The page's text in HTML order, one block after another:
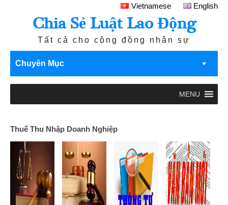
Vietnamese English
Chia Sẻ Luật Lao Động
Tất cả cho cộng đồng nhân sự
Chuyên Mục
MENU
Thuế Thu Nhập Doanh Nghiệp